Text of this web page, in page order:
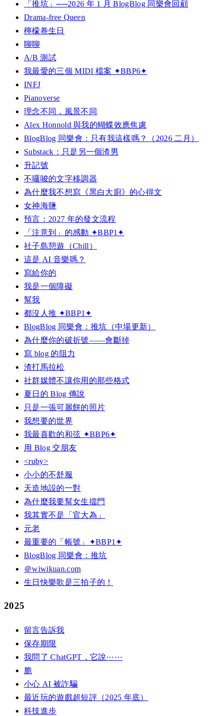
「推坑」──2026 年 1 月 BlogBlog 同樂會回顧
Drama-free Queen
檸檬卷生日
聊聊
A/B 測試
我最愛的三個 MIDI 檔案 ✦BBP6✦
INFJ
Pianoverse
理念不同，風景不同
Alex Honnold 與我的蝴蝶效應焦慮
BlogBlog 同樂會：只有我這樣嗎？（2026 二月）
Substack：只是另一個渣男
升記號
不囉唆的文字移調器
為什麼我不想寫《黑白大廚》的心得文
女神海鹽
預言：2027 年的發文流程
「注意到」的感動 ✦BBP1✦
社子島憩遊（Chill）
這是 AI 音樂嗎？
寫給你的
我是一個障礙
幫我
都沒人推 ✦BBP1✦
BlogBlog 同樂會：推坑（中場更新）
為什麼你的破折號——會斷掉
寫 blog 的阻力
渣打馬拉松
社群媒體不讓你用的那些格式
夏日的 Blog 傳說
只是一張可麗餅的照片
我想要的世界
我最喜歡的和弦 ✦BBP6✦
用 Blog 交朋友
<ruby>
小小的不舒服
天造地設的一對
為什麼我要幫女生擋門
我其實不是「官大為」
元老
最重要的「帳號」✦BBP1✦
BlogBlog 同樂會：推坑
＠wiwikuan.com
生日快樂歌是三拍子的！
2025
留言告訴我
保存期限
我問了 ChatGPT，它說⋯⋯
脆
小心 AI 被詐騙
最近玩的遊戲超短評（2025 年底）
科技進步